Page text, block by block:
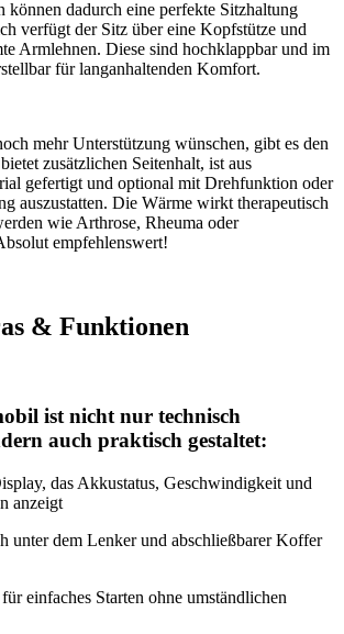
können dadurch eine perfekte Sitzhaltung
verfügt der Sitz über eine Kopfstütze und
Armlehnen. Diese sind hochklappbar und im
für langanhaltenden Komfort.
mehr Unterstützung wünschen, gibt es den
zusätzlichen Seitenhalt, ist aus
gefertigt und optional mit Drehfunktion oder
auszustatten. Die Wärme wirkt therapeutisch
wie Arthrose, Rheuma oder
empfehlenswert!
& Funktionen
ist nicht nur technisch
auch praktisch gestaltet:
das Akkustatus, Geschwindigkeit und
anzeigt
unter dem Lenker und abschließbarer Koffer
einfaches Starten ohne umständlichen